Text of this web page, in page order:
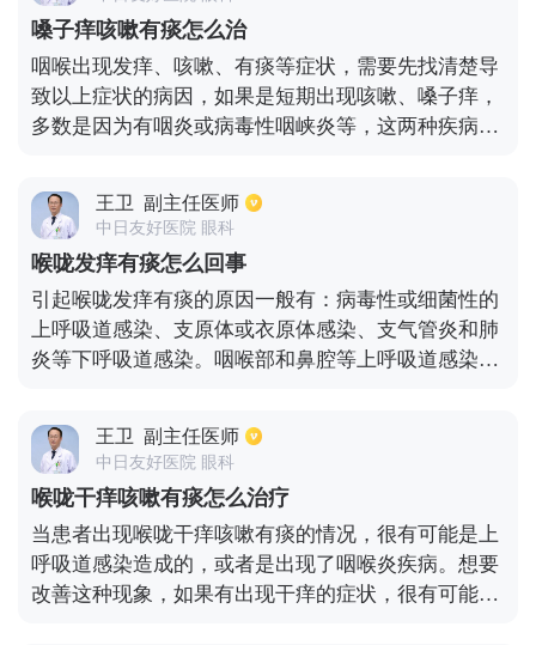
有害细菌繁殖的作用，可以预防腹胀、腹泻等消化不
良症状。所以，宝宝出现感冒咳嗽有痰是可以喝酸奶
的，但是要注意适量。因为过量的酸奶可能会影响胃
肠道的酸碱度，影响宝宝的食欲，甚至会引起菌群紊
乱，从而导致腹泻，所以酸奶的量最好每天控制100-
是由多种添加剂配制而成的饮料，营养价值比不上酸
奶。
嗓子痒咳嗽有痰怎么治
咽喉出现发痒、咳嗽、有痰等症状，需要先找清楚导
致以上症状的病因，如果是短期出现咳嗽、嗓子痒，
多数是因为有咽炎或病毒性咽峡炎等，这两种疾病会
水，适量吃瓜果蔬菜，一旦咳嗽频繁，症状明显，可
以口服抗病毒药物以及治疗咳嗽的药物。如果是因为
慢性咽喉炎造成的不适，建议用镇咳药物加抗过敏药
物。如果是慢性鼻炎造成的咳嗽、有痰等不适，就需
要根据严重的程度，进行积极治疗了。
王卫 副主任医师
中日友好医院 眼科
喉咙发痒有痰怎么回事
引起喉咙发痒有痰的原因一般有：病毒性或细菌性的
上呼吸道感染、支原体或衣原体感染、支气管炎和肺
炎等下呼吸道感染。咽喉部和鼻腔等上呼吸道感染时
因为吞噬细胞对外来病原体进行吞噬使其坏死、裂解
并和炎性渗出物混合在一起形成的。下呼吸道感染的
症状主要有多痰液、深咳。
王卫 副主任医师
中日友好医院 眼科
喉咙干痒咳嗽有痰怎么治疗
当患者出现喉咙干痒咳嗽有痰的情况，很有可能是上
呼吸道感染造成的，或者是出现了咽喉炎疾病。想要
改善这种现象，如果有出现干痒的症状，很有可能跟